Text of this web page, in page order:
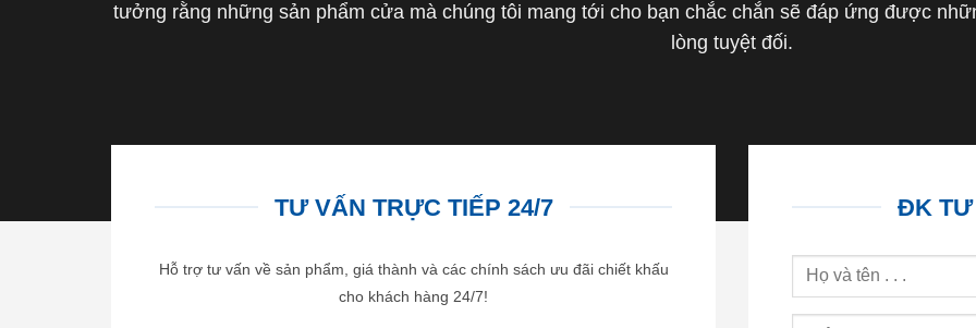
tưởng rằng những sản phẩm cửa mà chúng tôi mang tới cho bạn chắc chắn sẽ đáp ứng được
lòng tuyệt đối.
TƯ VẤN TRỰC TIẾP 24/7
Hỗ trợ tư vấn về sản phẩm, giá thành và các chính sách ưu đãi chiết khấu
cho khách hàng 24/7!
ĐK TƯ